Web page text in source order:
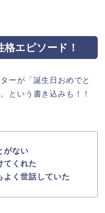
エピソード！
ーが「誕生日おめでと
という書き込みも！！
がない
てくれた
よく世話していた